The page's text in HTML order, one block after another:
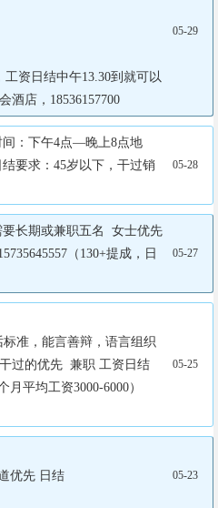
资日结中午13.30到就可以
酒店，18536157700
05-29
：下午4点—晚上8点地
要求：45岁以下，干过销
05-28
长期或兼职五名  女士优先
（130+提成，日
05-27
准，能言善辩，语言组织
过的优先  兼职 工资日结
平均工资3000-6000）
05-25
优先 日结
05-23